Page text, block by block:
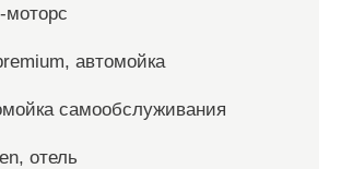
автомойка
самообслуживания
отель